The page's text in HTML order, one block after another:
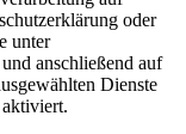
oder
unter
anschließend auf
Dienste
aktiviert.